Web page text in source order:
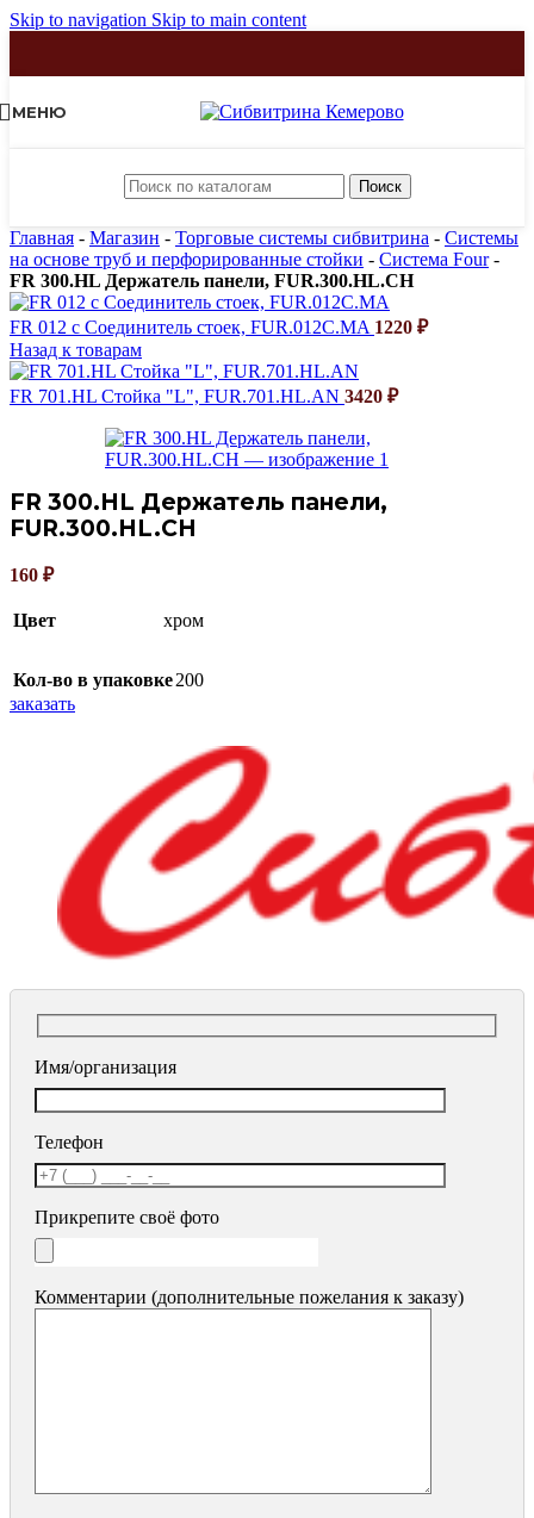
Skip to navigation Skip to main content
МЕНЮ
Поиск
Главная - Магазин - Торговые системы сибвитрина - Системы
на основе труб и перфорированные стойки - Система Four-
FR 300.HL Держатель панели, FUR.300.HL.CH
FR 012 c Соединитель стоек, FUR.012C.MA 1220 ₽
Назад к товарам
FR 701.HL Стойка "L", FUR.701.HL.AN 3420 ₽
FR 300.HL Держатель панели,
FUR.300.HL.CH
160 ₽
Цвет хром
Кол-во в упаковке200
заказать
Имя/организация
Телефон
Прикрепите своё фото
Комментарии (дополнительные пожелания к заказу)